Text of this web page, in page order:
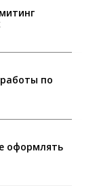
по
оформлять